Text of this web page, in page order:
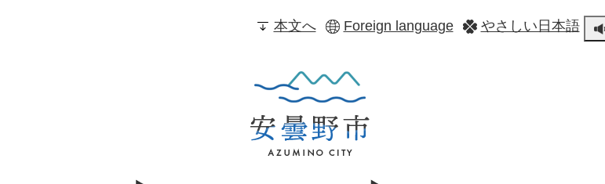
本文へ Foreign language やさしい日本語